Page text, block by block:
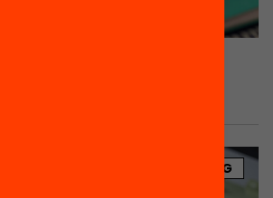
millor: com fer una
efectiva en temps de
BLOG